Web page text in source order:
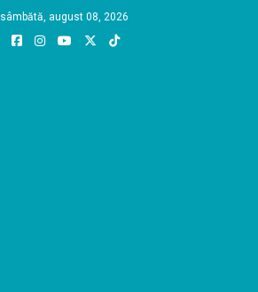
sâmbătă, august 08, 2026